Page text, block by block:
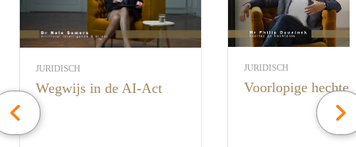
JURIDISCH
Wegwijs in de AI-Act
JURIDISCH
Voorlopige